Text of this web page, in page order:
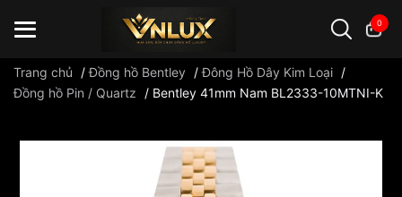
0
Trang chủ /Đồng hồ Bentley /Đông Hồ Dây Kim Loại /
Đồng hồ Pin / Quartz
/ Bentley 41mm Nam BL2333-10MTNI-K